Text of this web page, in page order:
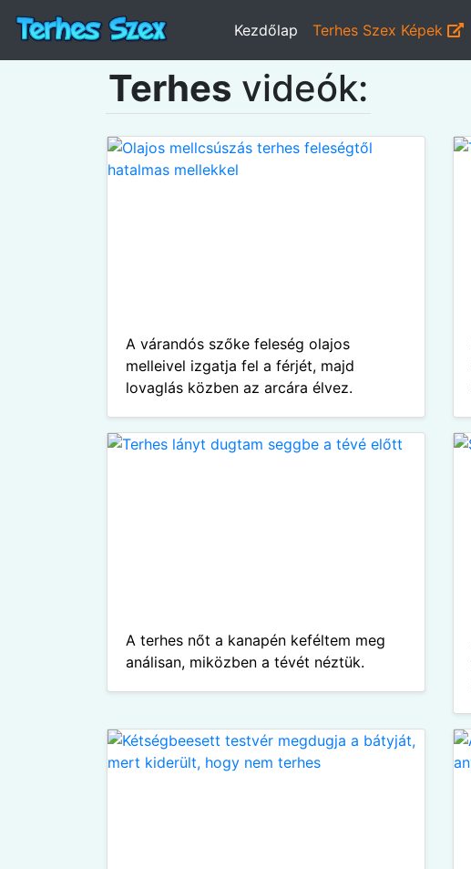
Kezdőlap Terhes Szex Képek
Terhes videók:
A várandós szőke feleség olajos
melleivel izgatja fel a férjét, majd
lovaglás közben az arcára élvez.
A terhes nőt a kanapén keféltem meg
análisan, miközben a tévét néztük.